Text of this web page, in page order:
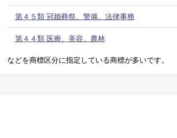
第４５類 冠婚葬祭、警備、法律事務
第４４類 医療、美容、農林
などを商標区分に指定している商標が多いです。